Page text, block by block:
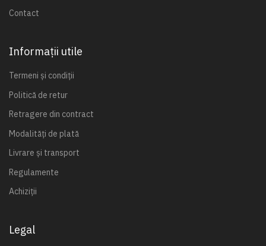
Contact
Informații utile
Termeni și condiții
Politică de retur
Retragere din contract
Modalități de plată
Livrare și transport
Regulamente
Achiziții
Legal